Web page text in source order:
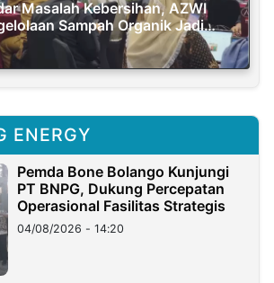
Masalah Kebersihan, AZWI
Sampah Organik Jadi
ENERGY
Pemda Bone Bolango Kunjungi
PT BNPG, Dukung Percepatan
Operasional Fasilitas Strategis
04/08/2026 - 14:20